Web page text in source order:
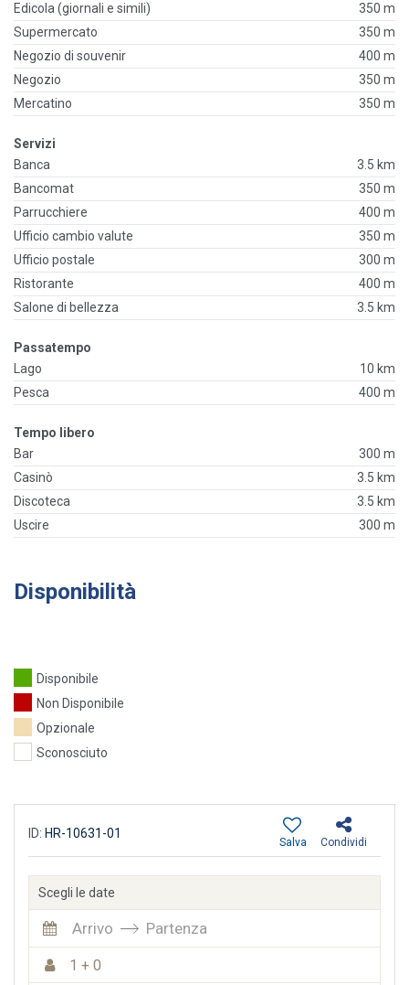
Edicola (giornali e simili)
350 m
Supermercato
350 m
Negozio di souvenir
400 m
Negozio
350 m
Mercatino
350 m
Servizi
Banca
3.5 km
Bancomat
350 m
Parrucchiere
400 m
Ufficio cambio valute
350 m
Ufficio postale
300 m
Ristorante
400 m
Salone di bellezza
3.5 km
Passatempo
Lago
10 km
Pesca
400 m
Tempo libero
Bar
300 m
Casinò
3.5 km
Discoteca
3.5 km
Uscire
300 m
Disponibilità
Disponibile
Non Disponibile
Opzionale
Sconosciuto
ID: HR-10631-01
Condividi
Salva
Scegli le date
Arrivo Partenza
1 + 0